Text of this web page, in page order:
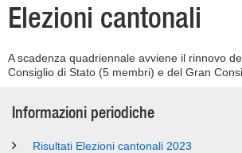
Elezioni cantonali
A scadenza quadriennale avviene il rinnovo
Consiglio di Stato (5 membri) e del Gran
Informazioni periodiche
Risultati Elezioni cantonali 2023